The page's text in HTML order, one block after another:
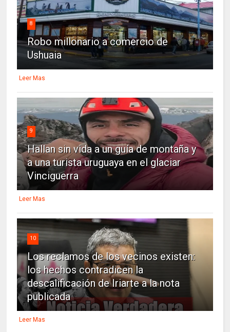
8
Robo millonario a comercio de
Ushuaia
Leer Mas
9
Hallan sin vida a un guía de montaña y
a una turista uruguaya en el glaciar
Vinciguerra
Leer Mas
10
Los reclamos de los vecinos existen:
los hechos contradicen la
descalificación de Iriarte a la nota
publicada
Leer Mas